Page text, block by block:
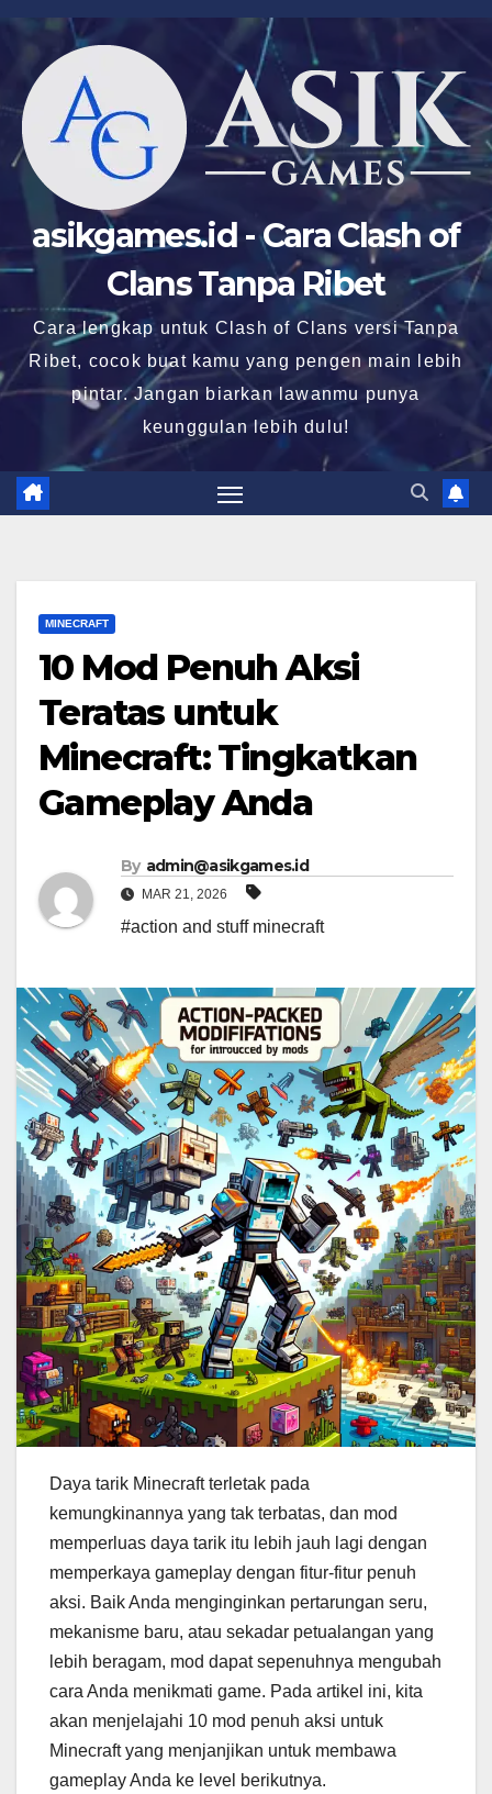
content
asikgames.id - Cara Clash of
Clans Tanpa Ribet
Cara lengkap untuk Clash of Clans versi Tanpa
Ribet, cocok buat kamu yang pengen main lebih
pintar. Jangan biarkan lawanmu punya
keunggulan lebih dulu!
MINECRAFT
10 Mod Penuh Aksi
Teratas untuk
Minecraft: Tingkatkan
Gameplay Anda
By admin@asikgames.id
MAR 21, 2026
#action and stuff minecraft
Daya tarik Minecraft terletak pada
kemungkinannya yang tak terbatas, dan mod
memperluas daya tarik itu lebih jauh lagi dengan
memperkaya gameplay dengan fitur-fitur penuh
aksi. Baik Anda menginginkan pertarungan seru,
mekanisme baru, atau sekadar petualangan yang
lebih beragam, mod dapat sepenuhnya mengubah
cara Anda menikmati game. Pada artikel ini, kita
akan menjelajahi 10 mod penuh aksi untuk
Minecraft yang menjanjikan untuk membawa
gameplay Anda ke level berikutnya.